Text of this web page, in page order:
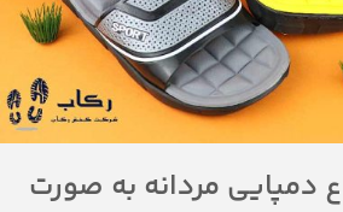
دمپایی مردانه به صورت